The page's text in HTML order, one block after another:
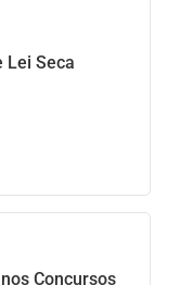
Lei Seca
Concursos